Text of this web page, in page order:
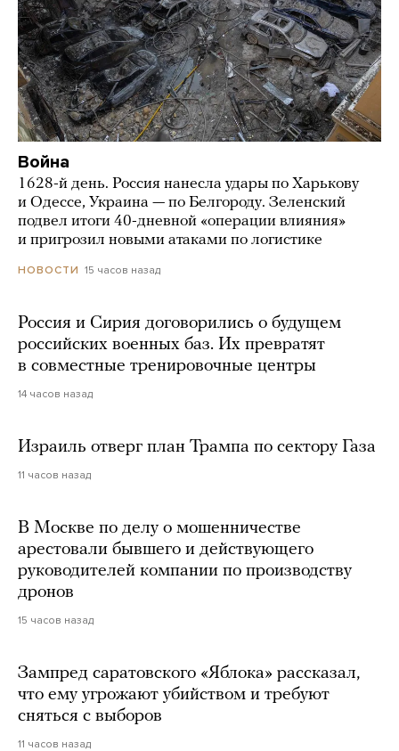
Война
1628-й день. Россия нанесла удары по Харькову
и Одессе, Украина — по Белгороду. Зеленский
подвел итоги 40-дневной «операции влияния»
и пригрозил новыми атаками по логистике
НОВОСТИ 15 часов назад
Россия и Сирия договорились о будущем
российских военных баз. Их превратят
в совместные тренировочные центры
14 часов назад
Израиль отверг план Трампа по сектору Газа
11 часов назад
В Москве по делу о мошенничестве
арестовали бывшего и действующего
руководителей компании по производству
дронов
15 часов назад
Зампред саратовского «Яблока» рассказал,
что ему угрожают убийством и требуют
сняться с выборов
11 часов назад